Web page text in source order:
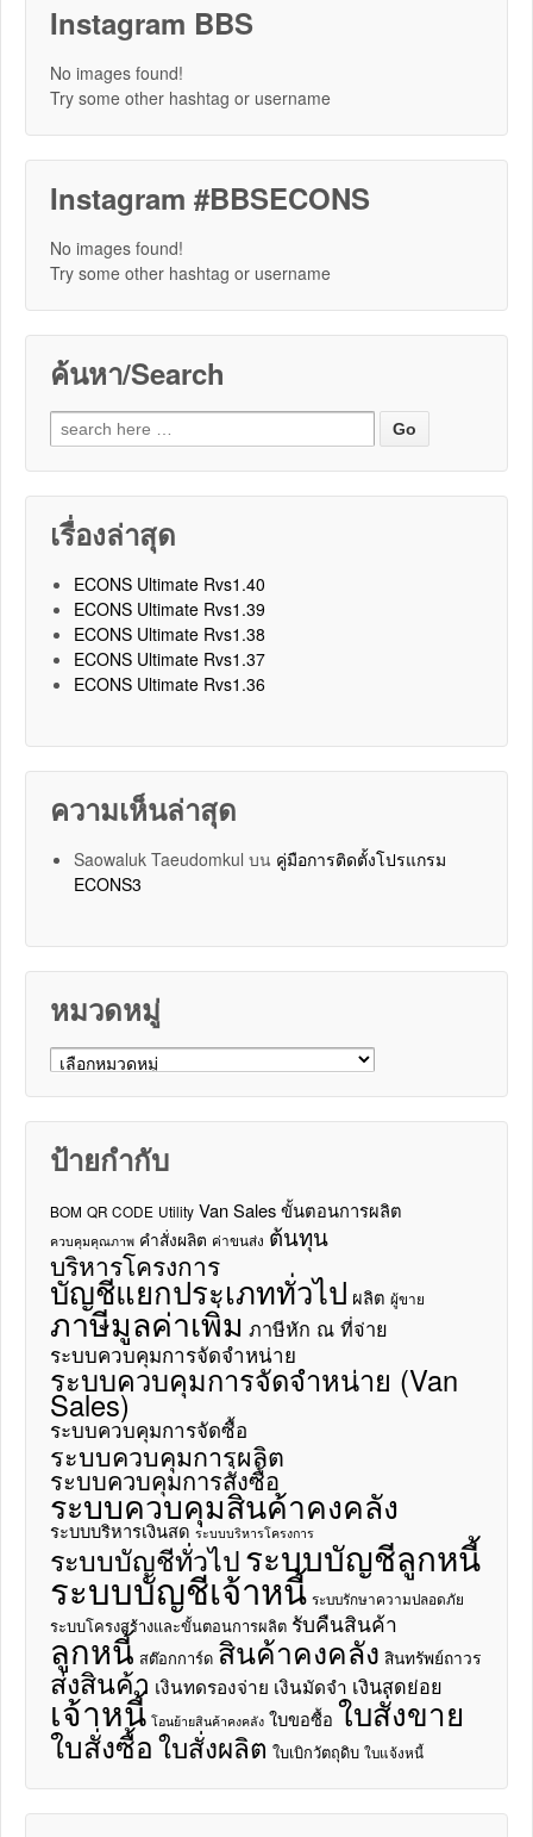
Instagram BBS
No images found!
Try some other hashtag or username
Instagram #BBSECONS
No images found!
Try some other hashtag or username
ค้นหา/Search
Search for:
เรื่องล่าสุด
ECONS Ultimate Rvs1.40
ECONS Ultimate Rvs1.39
ECONS Ultimate Rvs1.38
ECONS Ultimate Rvs1.37
ECONS Ultimate Rvs1.36
ความเห็นล่าสุด
Saowaluk Taeudomkul บน คู่มือการติดตั้งโปรแกรม
ECONS3
หมวดหมู่
หมวดหมู่
ป้ายกำกับ
BOM QR CODE Utility Van Salesขั้นตอนการผลิต
ควบคุมคุณภาพ คำสั่งผลิต ค่าขนส่ง ต้นทุน
บริหารโครงการ
บัญชีแยกประเภททั่วไป ผลิต ผู้ขาย
ภาษีมูลค่าเพิ่ม ภาษีหัก ณ ที่จ่าย
ระบบควบคุมการจัดจำหน่าย
ระบบควบคุมการจัดจำหน่าย (Van
Sales)
ระบบควบคุมการจัดซื้อ
ระบบควบคุมการผลิต
ระบบควบคุมการสั่งซื้อ
ระบบควบคุมสินค้าคงคลัง
ระบบบริหารเงินสด ระบบบริหารโครงการ
ระบบบัญชีทั่วไประบบบัญชีลูกหนี้
ระบบบัญชีเจ้าหนี้ ระบบรักษาความปลอดภัย
ระบบโครงสร้างและขั้นตอนการผลิต รับคืนสินค้า
ลูกหนี้ สต๊อกการ์ด สินค้าคงคลัง สินทรัพย์ถาวร
ส่งสินค้า เงินทดรองจ่าย เงินมัดจำ เงินสดย่อย
เจ้าหนี้ โอนย้ายสินค้าคงคลัง ใบขอซื้อ ใบสั่งขาย
ใบสั่งซื้อใบสั่งผลิต ใบเบิกวัตถุดิบ ใบแจ้งหนี้